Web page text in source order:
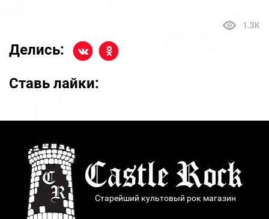
1.3K
Делись:
Ставь лайки:
Старейший культовый рок магазин